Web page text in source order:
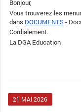
Bonjour,
Vous trouverez les
dans DOCUMENTS-
Cordialement.
La DGA Education
21 MAI2026